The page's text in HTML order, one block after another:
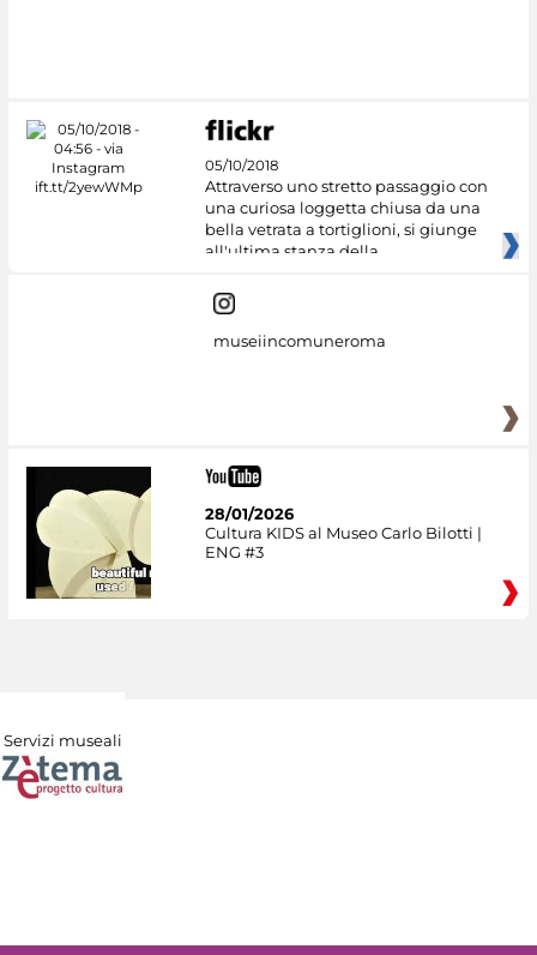
05/10/2018
Attraverso uno stretto passaggio con
una curiosa loggetta chiusa da una
bella vetrata a tortiglioni, si giunge
all'ultima stanza della
museiincomuneroma
28/01/2026
Cultura KIDS al Museo Carlo Bilotti |
ENG #3
Servizi museali